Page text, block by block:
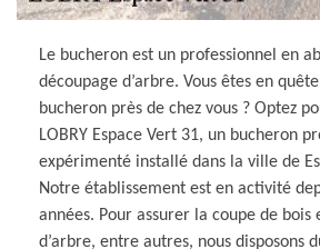
Le bucheron est un professionnel en
découpage d’arbre. Vous êtes en
bucheron près de chez vous ? Optez
LOBRY Espace Vert 31, un bucheron
expérimenté installé dans la ville de
Notre établissement est en activité
années. Pour assurer la coupe de bois
d’arbre, entre autres, nous disposons